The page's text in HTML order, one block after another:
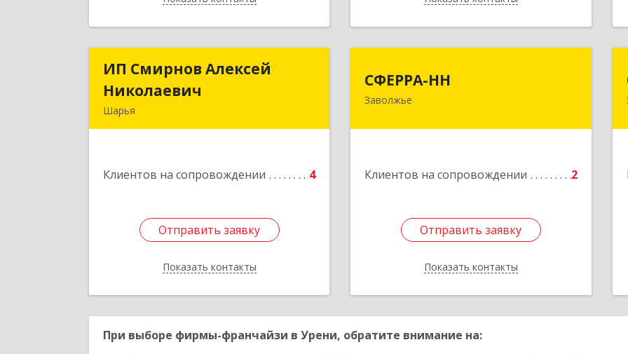
ИП Смирнов Алексей
Николаевич
Шарья
Клиентов на сопровождении 4
Отправить заявку
Показать контакты
ИП Смирнов Алексей
Отправить заявку
Назад
СФЕРРА-НН
Заволжье
Клиентов на сопровождении 2
Отправить заявку
Показать контакты
Отправить заявку
Назад
При выборе фирмы-франчайзи в Урени, обратите внимание на: